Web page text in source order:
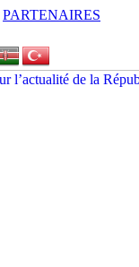
PARTENAIRES